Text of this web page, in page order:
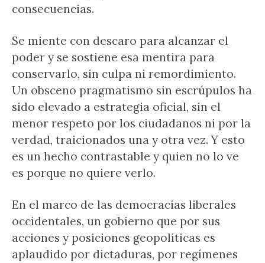
consecuencias.
Se miente con descaro para alcanzar el
poder y se sostiene esa mentira para
conservarlo, sin culpa ni remordimiento.
Un obsceno pragmatismo sin escrúpulos ha
sido elevado a estrategia oficial, sin el
menor respeto por los ciudadanos ni por la
verdad, traicionados una y otra vez. Y esto
es un hecho contrastable y quien no lo ve
es porque no quiere verlo.
En el marco de las democracias liberales
occidentales, un gobierno que por sus
acciones y posiciones geopolíticas es
aplaudido por dictaduras, por regímenes